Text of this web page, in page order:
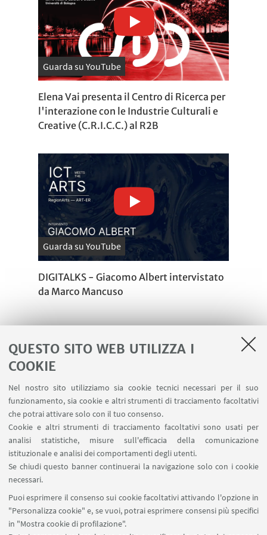
QUESTO SITO WEB UTILIZZA I
COOKIE
Nel nostro sito utilizziamo sia cookie tecnici necessari per il suo
funzionamento, sia cookie e altri strumenti di tracciamento facoltativi
che potrai attivare solo con il tuo consenso.
Cookie e altri strumenti di tracciamento facoltativi sono usati per
analisi statistiche, misure sull'efficacia della comunicazione
istituzionale e analisi dei comportamenti degli utenti.
Se chiudi questo banner continuerai la navigazione solo con i cookie
necessari.
Puoi esprimere il consenso sui cookie facoltativi attivando l'opzione in
"Personalizza cookie" e, se vuoi, potrai esprimere consensi più specifici
in "Mostra cookie di profilazione".
Guarda su YouTube
Elena Vai presenta il Centro di Ricerca per
l'interazione con le Industrie Culturali e
Creative (C.R.I.C.C.) al R2B
Guarda su YouTube
DIGITALKS - Giacomo Albert intervistato
da Marco Mancuso
Al momento non sono presenti eventi in corso
Vedi tutti